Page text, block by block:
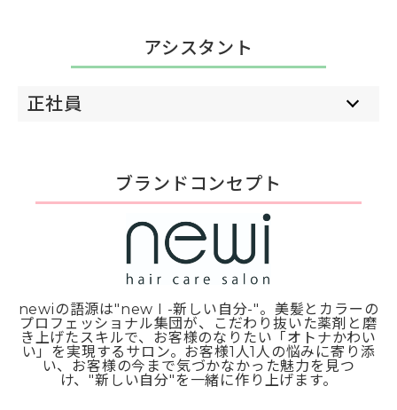
アシスタント
正社員
ブランドコンセプト
newiの語源は"new I -新しい自分-"。美髪とカラーの
プロフェッショナル集団が、こだわり抜いた薬剤と磨
き上げたスキルで、お客様のなりたい「オトナかわい
い」を実現するサロン。お客様1人1人の悩みに寄り添
い、お客様の今まで気づかなかった魅力を見つ
け、"新しい自分"を一緒に作り上げます。